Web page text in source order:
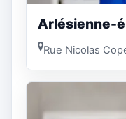
Arlésienne-
Rue Nicolas